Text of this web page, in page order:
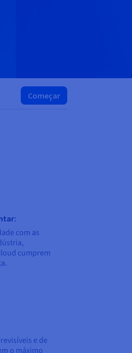
Começar
com as
cumprem
e de
o máximo